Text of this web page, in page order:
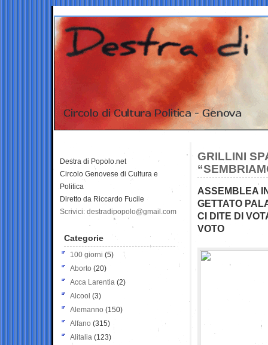
GRILLINI
ASSEMBLEA
GETTATO
CI DITE DI
VOTO
Destra di Popolo.net
Circolo Genovese di Cultura e
Politica
Diretto da Riccardo Fucile
Scrivici: destradipopolo@gmail.com
Categorie
100 giorni (5)
Aborto (20)
Acca Larentia (2)
Alcool (3)
Alemanno (150)
Alfano (315)
Alitalia (123)